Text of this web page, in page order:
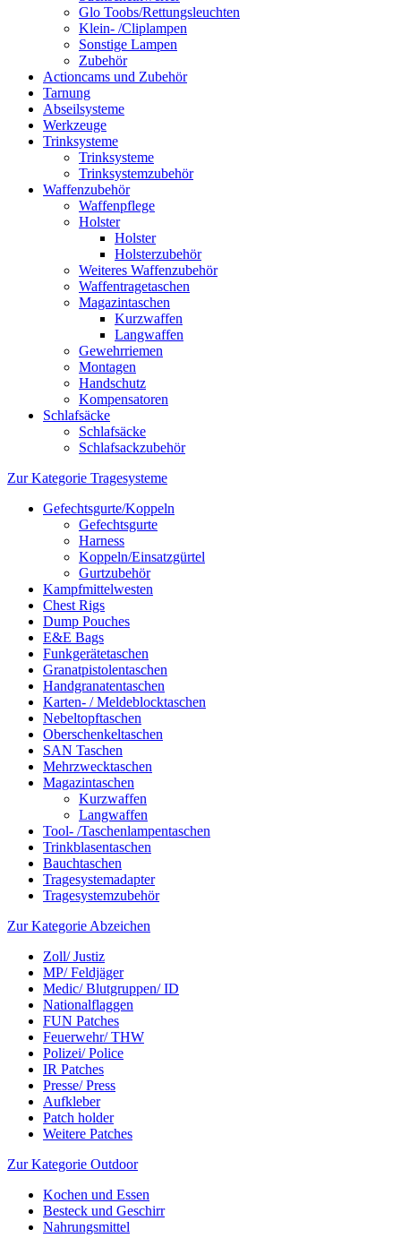
Glo Toobs/Rettungsleuchten
Klein- /Cliplampen
Sonstige Lampen
Zubehör
Actioncams und Zubehör
Tarnung
Abseilsysteme
Werkzeuge
Trinksysteme
Trinksysteme
Trinksystemzubehör
Waffenzubehör
Waffenpflege
Holster
Holster
Holsterzubehör
Weiteres Waffenzubehör
Waffentragetaschen
Magazintaschen
Kurzwaffen
Langwaffen
Gewehrriemen
Montagen
Handschutz
Kompensatoren
Schlafsäcke
Schlafsäcke
Schlafsackzubehör
Zur Kategorie Tragesysteme
Gefechtsgurte/Koppeln
Gefechtsgurte
Harness
Koppeln/Einsatzgürtel
Gurtzubehör
Kampfmittelwesten
Chest Rigs
Dump Pouches
E&E Bags
Funkgerätetaschen
Granatpistolentaschen
Handgranatentaschen
Karten- / Meldeblocktaschen
Nebeltopftaschen
Oberschenkeltaschen
SAN Taschen
Mehrzwecktaschen
Magazintaschen
Kurzwaffen
Langwaffen
Tool- /Taschenlampentaschen
Trinkblasentaschen
Bauchtaschen
Tragesystemadapter
Tragesystemzubehör
Zur Kategorie Abzeichen
Zoll/ Justiz
MP/ Feldjäger
Medic/ Blutgruppen/ ID
Nationalflaggen
FUN Patches
Feuerwehr/ THW
Polizei/ Police
IR Patches
Presse/ Press
Aufkleber
Patch holder
Weitere Patches
Zur Kategorie Outdoor
Kochen und Essen
Besteck und Geschirr
Nahrungsmittel